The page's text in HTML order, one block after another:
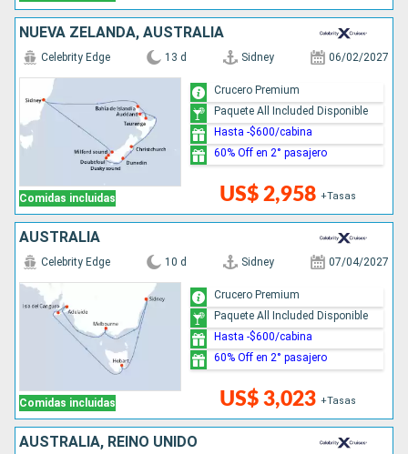
NUEVA ZELANDA, AUSTRALIA
Comidas incluidas
Celebrity Edge 13 d Sidney 06/02/2027
US$ 2,958 +Tasas
Crucero Premium
Paquete All Included Disponible
Hasta -$600/cabina
60% Off en 2° pasajero
AUSTRALIA
Comidas incluidas
Celebrity Edge 10 d Sidney 07/04/2027
US$ 3,023 +Tasas
Crucero Premium
Paquete All Included Disponible
Hasta -$600/cabina
60% Off en 2° pasajero
AUSTRALIA, REINO UNIDO